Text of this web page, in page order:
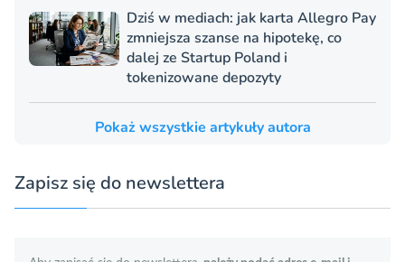
Dziś w mediach: jak karta Allegro Pay
zmniejsza szanse na hipotekę, co
dalej ze Startup Poland i
tokenizowane depozyty
Pokaż wszystkie artykuły autora
Zapisz się do newslettera